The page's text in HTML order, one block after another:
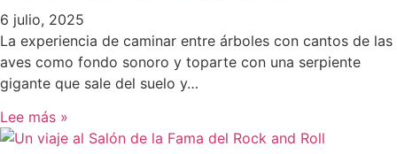
6 julio, 2025
La experiencia de caminar entre árboles con cantos de las
aves como fondo sonoro y toparte con una serpiente
gigante que sale del suelo y…
Lee más »